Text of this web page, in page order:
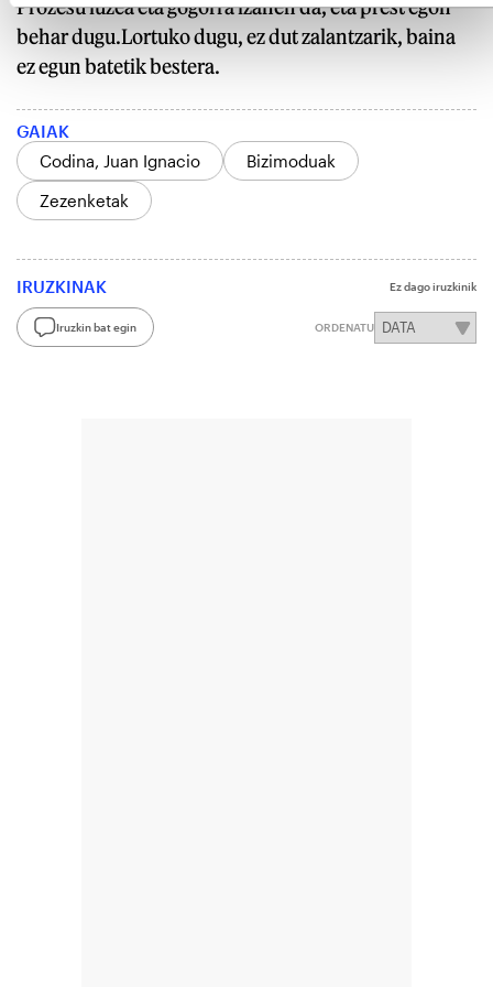
Prozesu luzea eta gogorra izanen da, eta prest egon
behar dugu.Lortuko dugu, ez dut zalantzarik, baina
ez egun batetik bestera.
GAIAK
Codina, Juan Ignacio
Bizimoduak
Zezenketak
IRUZKINAK Ez dago iruzkinik
Iruzkin bat egin ORDENATU